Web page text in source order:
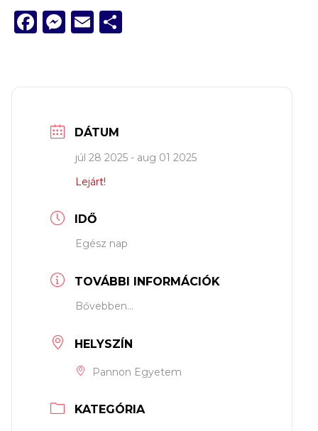
Facebook
Messenger
Email
DÁTUM
júl 28 2025 - aug 01 2025
Lejárt!
IDŐ
Egész nap
TOVÁBBI INFORMÁCIÓK
Bővebben...
HELYSZÍN
Pannon Egyetem
KATEGÓRIA